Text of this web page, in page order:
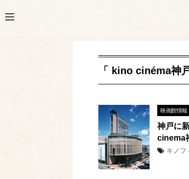
「 kino cinéma神
映画館情報
神戸に
cinema
キノフ